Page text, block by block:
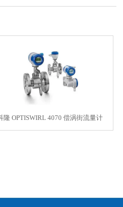
隆 OPTISWIRL 4070 偿涡街流量计